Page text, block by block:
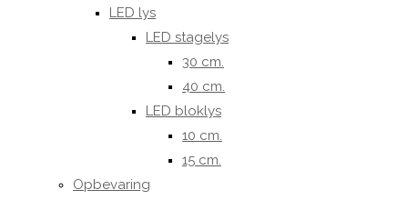
LED lys
LED stagelys
30 cm.
40 cm.
LED bloklys
10 cm.
15 cm.
Opbevaring